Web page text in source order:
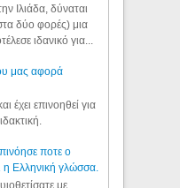
Ιλιάδα, δύναται
δύο φορές) μια
ιδανικό για...
μας αφορά
έχει επινοηθεί για
ποτε ο
η Ελληνική γλώσσα.